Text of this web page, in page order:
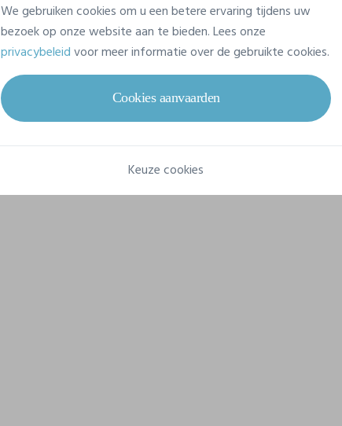
Merk
Kariban
Referentie
PK502
Gram/m²
150 g/m²
Samenstelling
100% Katoen
We gebruiken cookies om u een betere ervaring tijdens uw
bezoek op onze website aan te bieden. Lees onze
privacybeleidvoor meer informatie over de gebruikte cookies.
Cookies aanvaarden
Keuze cookies